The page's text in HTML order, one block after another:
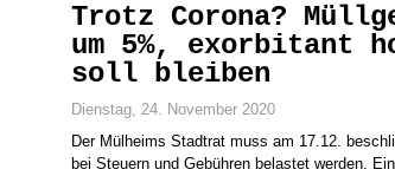
Trotz Corona?
um 5%, exorbitant
soll bleiben
Dienstag, 24. November 2020
Der Mülheims Stadtrat muss am 17.12.
bei Steuern und Gebühren belastet werden.